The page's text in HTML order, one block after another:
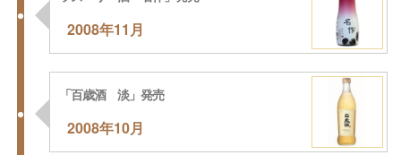
2008年11月
2008年10月
「百歳酒 淡」発売